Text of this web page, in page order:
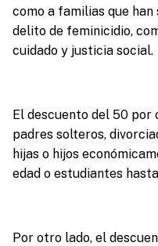
como a familias que
delito de feminicidio,
cuidado y justicia social.
El descuento del 50 por
padres solteros,
hijas o hijos
edad o estudiantes
Por otro lado, el